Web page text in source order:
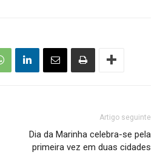
Artigo seguinte
Dia da Marinha celebra-se pela
primeira vez em duas cidades